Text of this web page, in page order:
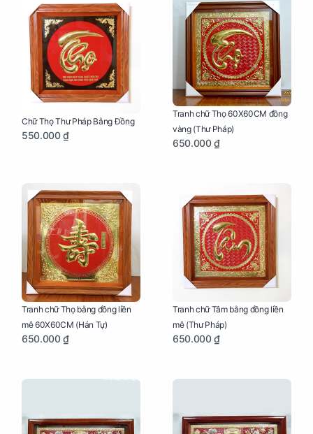
Chữ Thọ Thư Pháp Bằng Đồng
550.000 ₫
Tranh chữ Thọ 60X60CM đồng
vàng (Thư Pháp)
650.000 ₫
Tranh chữ Thọ bằng đồng liền
mê 60X60CM (Hán Tự)
650.000 ₫
Tranh chữ Tâm bằng đồng liền
mê (Thư Pháp)
650.000 ₫